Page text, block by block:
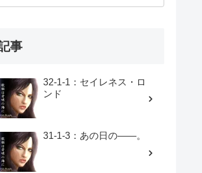
事
32-1-1：セイレネス・ロ
ンド
31-1-3：あの日の――。